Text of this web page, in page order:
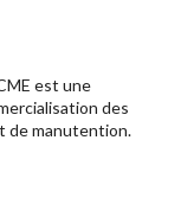
est une
des
de manutention.